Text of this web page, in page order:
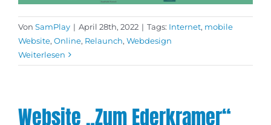
Von SamPlay | April 28th, 2022 | Tags: Internet, mobile
Website, Online, Relaunch, Webdesign
Weiterlesen
Website „Zum Ederkramer“